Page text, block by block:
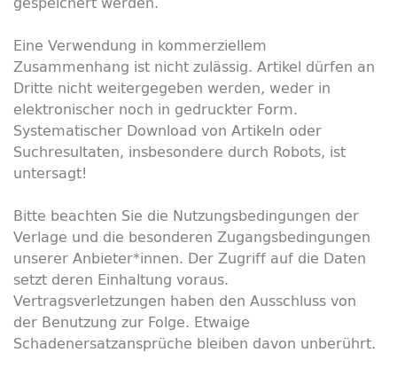
Eine Verwendung in kommerziellem
Zusammenhang ist nicht zulässig. Artikel dürfen an
Dritte nicht weitergegeben werden, weder in
elektronischer noch in gedruckter Form.
Systematischer Download von Artikeln oder
Suchresultaten, insbesondere durch Robots, ist
untersagt!
Bitte beachten Sie die Nutzungsbedingungen der
Verlage und die besonderen Zugangsbedingungen
unserer Anbieter*innen. Der Zugriff auf die Daten
setzt deren Einhaltung voraus.
Vertragsverletzungen haben den Ausschluss von
der Benutzung zur Folge. Etwaige
Schadenersatzansprüche bleiben davon unberührt.